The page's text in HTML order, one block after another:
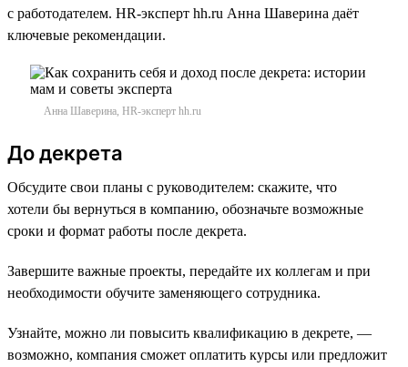
с работодателем. HR-эксперт hh.ru Анна Шаверина даёт
ключевые рекомендации.
Анна Шаверина, HR-эксперт hh.ru
До декрета
Обсудите свои планы с руководителем: скажите, что
хотели бы вернуться в компанию, обозначьте возможные
сроки и формат работы после декрета.
Завершите важные проекты, передайте их коллегам и при
необходимости обучите заменяющего сотрудника.
Узнайте, можно ли повысить квалификацию в декрете, —
возможно, компания сможет оплатить курсы или предложит